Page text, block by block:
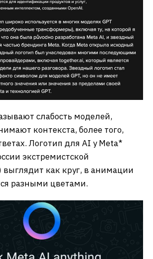
слабость моделей,
контекста, более того,
Логотип для AI у Meta*
экстремистской
выглядит как круг, в анимации
разными цветами.